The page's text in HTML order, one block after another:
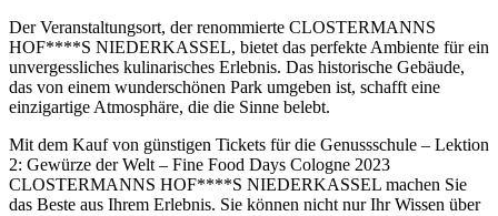
Der Veranstaltungsort, der renommierte CLOSTERMANNS
HOF****S NIEDERKASSEL, bietet das perfekte Ambiente für ein
unvergessliches kulinarisches Erlebnis. Das historische Gebäude,
das von einem wunderschönen Park umgeben ist, schafft eine
einzigartige Atmosphäre, die die Sinne belebt.
Mit dem Kauf von günstigen Tickets für die Genussschule – Lektion
2: Gewürze der Welt – Fine Food Days Cologne 2023
CLOSTERMANNS HOF****S NIEDERKASSEL machen Sie
das Beste aus Ihrem Erlebnis. Sie können nicht nur Ihr Wissen über